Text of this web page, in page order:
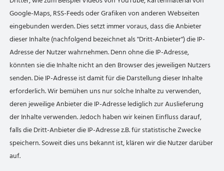
Google-Maps, RSS-Feeds oder Grafiken von anderen Webseiten
eingebunden werden. Dies setzt immer voraus, dass die Anbieter
dieser Inhalte (nachfolgend bezeichnet als "Dritt-Anbieter") die IP-
Adresse der Nutzer wahrnehmen. Denn ohne die IP-Adresse,
könnten sie die Inhalte nicht an den Browser des jeweiligen Nutzers
senden. Die IP-Adresse ist damit für die Darstellung dieser Inhalte
erforderlich. Wir bemühen uns nur solche Inhalte zu verwenden,
deren jeweilige Anbieter die IP-Adresse lediglich zur Auslieferung
der Inhalte verwenden. Jedoch haben wir keinen Einfluss darauf,
falls die Dritt-Anbieter die IP-Adresse z.B. für statistische Zwecke
speichern. Soweit dies uns bekannt ist, klären wir die Nutzer darüber
auf.